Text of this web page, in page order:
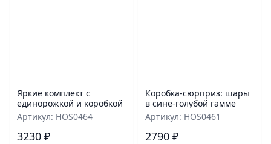
Яркие комплект с
единорожкой и коробкой
Артикул: HOS0464
3230 ₽
Коробка‑сюрприз: шары
в сине‑голубой гамме
Артикул: HOS0461
2790 ₽